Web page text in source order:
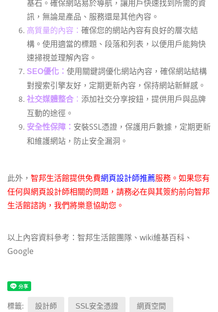
基石。確保網站易於導航，讓用戶快速找到所需的資
訊，無論是產品、服務還是其他內容。
高質量的內容： 確保您的網站內容有良好的層次結
構。使用適當的標題、段落和列表，以便用戶能夠快
速掃視並理解內容。
SEO優化： 使用關鍵詞優化網站內容，確保網站結構
對搜索引擎友好，定期更新內容，保持網站新鮮感。
社交媒體整合 ： 添加社交分享按鈕，提供用戶與品牌
互動的途徑。
安全性保障： 安裝SSL憑證，保護用戶數據，定期更新
和維護網站，防止安全漏洞。
此外， 智邦生活館提供免費網頁設計師推薦服務。如果您有
任何與網頁設計師相關的問題，請務必在與其簽約前向智邦
生活館諮詢，我們將樂意協助您。
以上內容資料參考：智邦生活館團隊、wiki維基百科、
Google
標籤: 設計師 SSL安全憑證 網頁空間